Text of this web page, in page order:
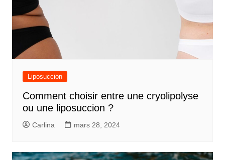
Liposuccion
Comment choisir entre une cryolipolyse
ou une liposuccion ?
Carlina mars 28, 2024